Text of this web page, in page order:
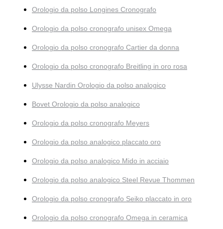
Orologio da polso Longines Cronografo
Orologio da polso cronografo unisex Omega
Orologio da polso cronografo Cartier da donna
Orologio da polso cronografo Breitling in oro rosa
Ulysse Nardin Orologio da polso analogico
Bovet Orologio da polso analogico
Orologio da polso cronografo Meyers
Orologio da polso analogico placcato oro
Orologio da polso analogico Mido in acciaio
Orologio da polso analogico Steel Revue Thommen
Orologio da polso cronografo Seiko placcato in oro
Orologio da polso cronografo Omega in ceramica